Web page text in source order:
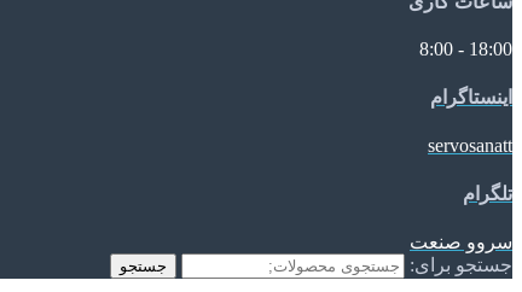
18:00 - 8:00
اینستاگرام
servosanatt
تلگرام
سروو صنعت
جستجو برای:
جستجو